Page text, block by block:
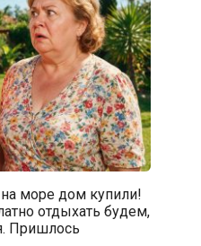
море дом купили!
отдыхать будем,
Пришлось